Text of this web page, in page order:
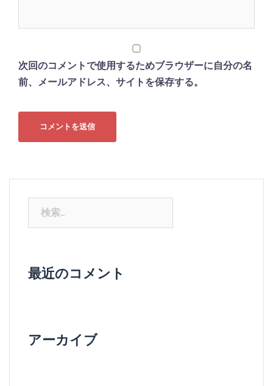
次回のコメントで使用するためブラウザーに自分の名
前、メールアドレス、サイトを保存する。
最近のコメント
アーカイブ